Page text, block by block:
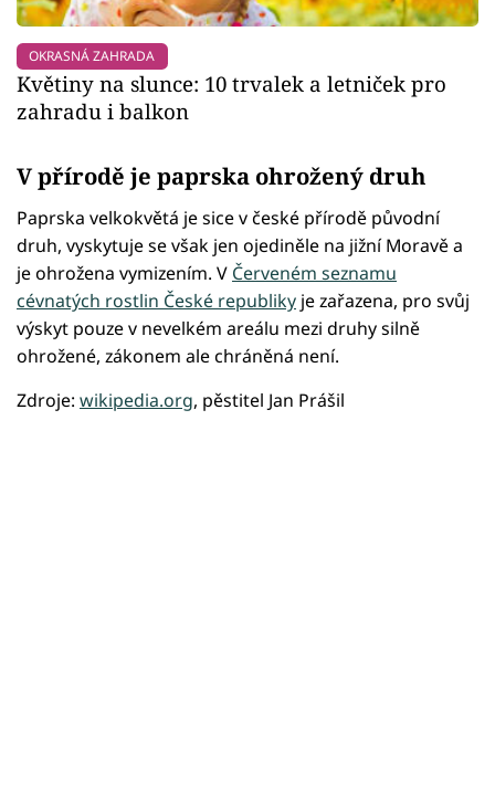
OKRASNÁ ZAHRADA
Květiny na slunce: 10 trvalek a letniček pro
zahradu i balkon
V přírodě je paprska ohrožený druh
Paprska velkokvětá je sice v české přírodě původní
druh, vyskytuje se však jen ojediněle na jižní Moravě a
je ohrožena vymizením. V Červeném seznamu
cévnatých rostlin České republiky je zařazena, pro svůj
výskyt pouze v nevelkém areálu mezi druhy silně
ohrožené, zákonem ale chráněná není.
Zdroje: wikipedia.org, pěstitel Jan Prášil